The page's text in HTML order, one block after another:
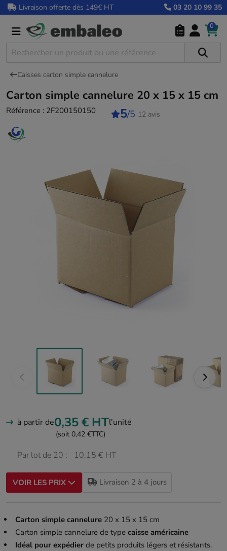
Livraison offerte dès 149€ HT 03 20 10 99 35
0
Caisses carton simple cannelure
Carton simple cannelure 20 x 15 x 15 cm
Référence : 2F200150150 5/5 12 avis
à partir de0,35 € HTl'unité
(soit 0,42 €TTC)
Par lot de 20 : 10,15 € HT
VOIR LES PRIX Livraison 2 à 4 jours
Carton simple cannelure20 x 15 x 15 cm
Carton simple cannelure de type caisse américaine
Idéal pour expédierde petits produits légers et résistants.